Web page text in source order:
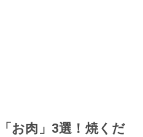
お肉」3選！焼くだ